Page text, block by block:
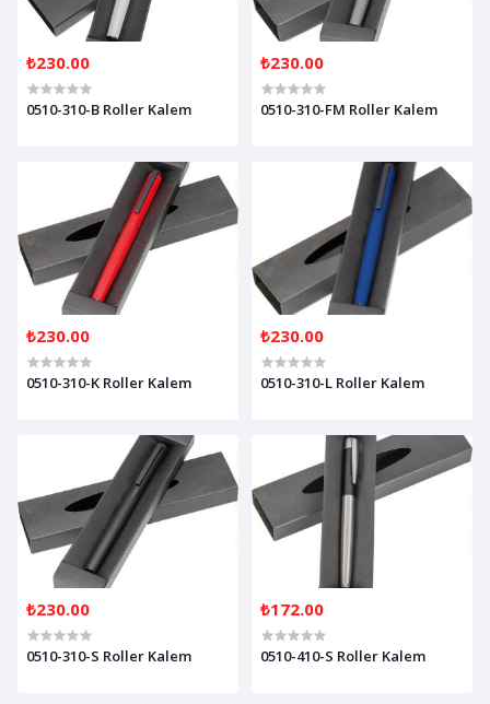
₺230.00
0510-310-B Roller Kalem
₺230.00
0510-310-FM Roller Kalem
₺230.00
0510-310-K Roller Kalem
₺230.00
0510-310-L Roller Kalem
₺230.00
0510-310-S Roller Kalem
₺172.00
0510-410-S Roller Kalem